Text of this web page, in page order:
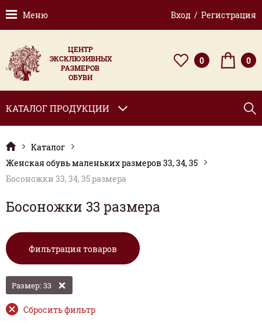
Меню Вход / Регистрация
ЦЕНТР
ЭКСКЛЮЗИВНЫХ
РАЗМЕРОВ
ОБУВИ
0 0
КАТАЛОГ ПРОДУКЦИИ
Каталог
Женская обувь маленьких размеров 33, 34, 35
Босоножки 33, 34, 35 размера
Босоножки 33 размера
Фильтрация товаров
Размер: 33
Сбросить фильтр